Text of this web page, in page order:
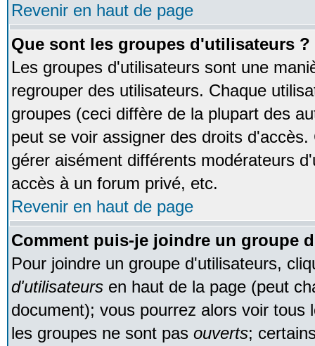
Revenir en haut de page
Que sont les groupes d'utilisateurs ?
Les groupes d'utilisateurs sont une
regrouper des utilisateurs. Chaque
groupes (ceci diffère de la plupart des
peut se voir assigner des droits
gérer aisément différents modérateurs
accès à un forum privé, etc.
Revenir en haut de page
Comment puis-je joindre un groupe
Pour joindre un groupe d'utilisateurs,
d'utilisateurs en haut de la page (peut
document); vous pourrez alors voir tous
les groupes ne sont pas ouverts;